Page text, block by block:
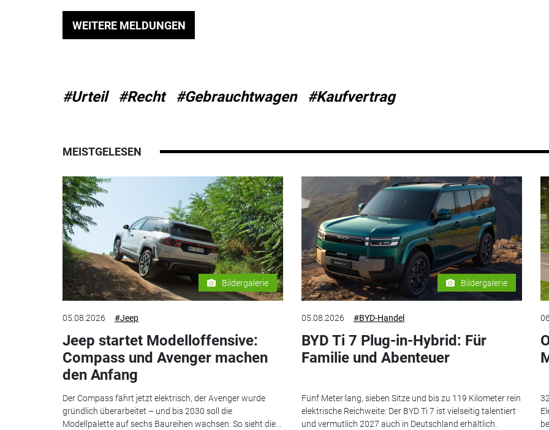
WEITERE MELDUNGEN
#Urteil #Recht #Gebrauchtwagen #Kaufvertrag
MEISTGELESEN
Bildergalerie
05.08.2026 #Jeep
Jeep startet Modelloffensive:
Compass und Avenger machen
den Anfang
Der Compass fährt jetzt elektrisch, der Avenger wurde
gründlich überarbeitet – und bis 2030 soll die
Modellpalette auf sechs Baureihen wachsen. So sieht die...
Bildergalerie
05.08.2026 #BYD-Handel
BYD Ti 7 Plug-in-Hybrid: Für
Familie und Abenteuer
Fünf Meter lang, sieben Sitze und bis zu 119 Kilometer rein
elektrische Reichweite: Der BYD Ti 7 ist vielseitig talentiert
und vermutlich 2027 auch in Deutschland erhältlich.